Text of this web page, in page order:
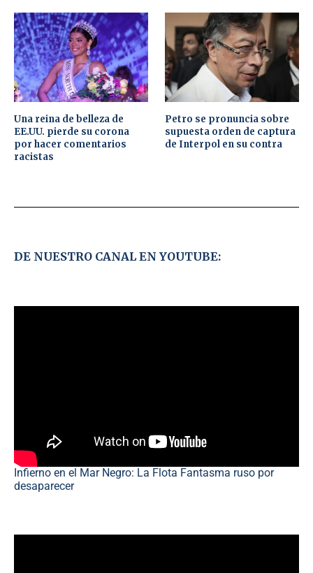
Una reina de belleza de
EE.UU. pierde su corona
por hacer comentarios
racistas
Petro se pronuncia sobre
supuesta orden de captura
de Interpol en su contra
DE NUESTRO CANAL EN YOUTUBE:
Infierno en el Mar Negro: La Flota Fantasma ruso por
desaparecer